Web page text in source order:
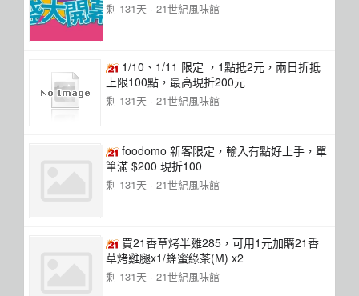
剩-131天 · 21世紀風味館
1/10、1/11 限定 ，1點抵2元，兩日折抵
上限100點，最高現折200元
剩-131天 · 21世紀風味館
foodomo 新客限定，輸入有點好上手，單
筆滿 $200 現折100
剩-131天 · 21世紀風味館
買21香草烤半雞285，可用1元加購21香
草烤雞腿x1/蜂蜜綠茶(M) x2
剩-131天 · 21世紀風味館